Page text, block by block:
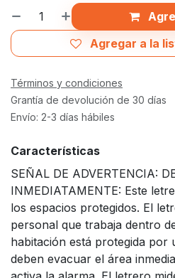
Agregar a la
Términos y condiciones
Grantía de devolución de 30 días
Envío: 2-3 días hábiles
Características
SEÑAL DE ADVERTENCIA:
INMEDIATAMENTE: Este
los espacios protegidos. El
personal que trabaja dentro
habitación está protegida por
deben evacuar el área